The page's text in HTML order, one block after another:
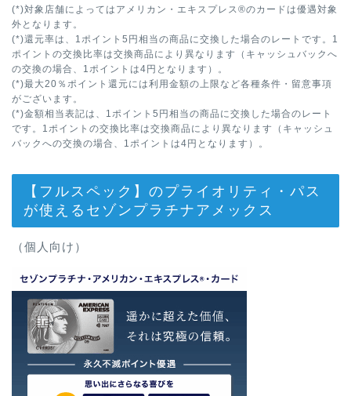
(*)対象店舗によってはアメリカン・エキスプレス®のカードは優遇対象
外となります。
(*)還元率は、1ポイント5円相当の商品に交換した場合のレートです。1
ポイントの交換比率は交換商品により異なります（キャッシュバックへ
の交換の場合、1ポイントは4円となります）。
(*)最大20％ポイント還元には利用金額の上限など各種条件・留意事項
がございます。
(*)金額相当表記は、1ポイント5円相当の商品に交換した場合のレート
です。1ポイントの交換比率は交換商品により異なります（キャッシュ
バックへの交換の場合、1ポイントは4円となります）。
【フルスペック】のプライオリティ・パス
が使えるセゾンプラチナアメックス
（個人向け）